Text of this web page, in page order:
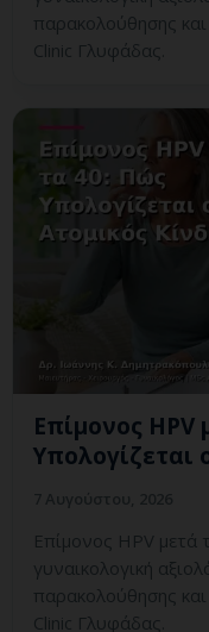
παρακολούθησης
Clinic Γλυφάδας.
Επίμονος
Υπολογίζεται
Επίμονος HPV μετά
γυναικολογική
παρακολούθησης
Clinic Γλυφάδας.